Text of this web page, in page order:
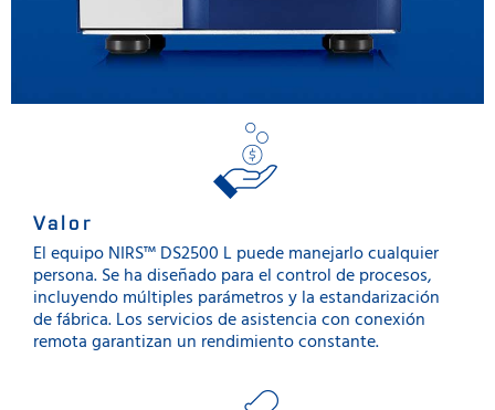
Valor
El equipo NIRS™ DS2500 L puede manejarlo cualquier
persona. Se ha diseñado para el control de procesos,
incluyendo múltiples parámetros y la estandarización
de fábrica. Los servicios de asistencia con conexión
remota garantizan un rendimiento constante.